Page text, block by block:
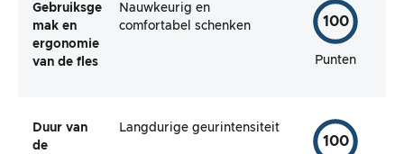
Gebruiksge
mak en
ergonomie
van de fles
Nauwkeurig en
comfortabel schenken
100
Punten
Duur van
de
Langdurige geurintensiteit
100